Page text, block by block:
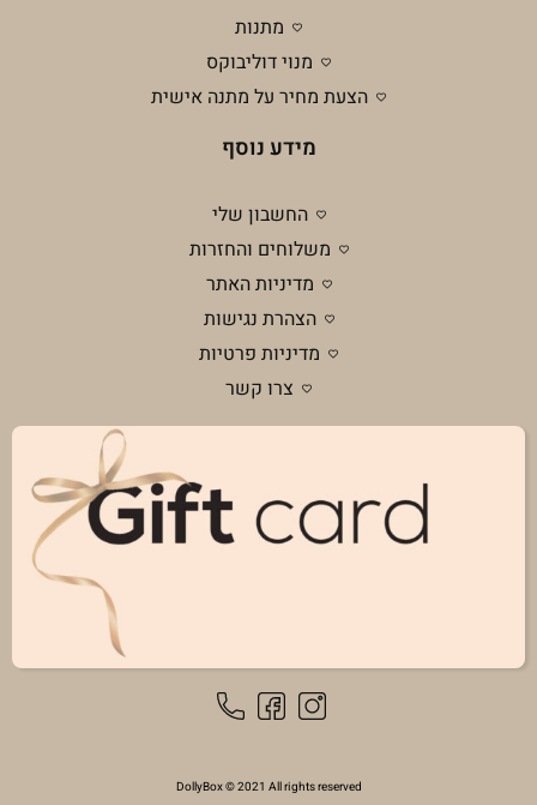
מתנות
מנוי דוליבוקס
הצעת מחיר על מתנה אישית
מידע נוסף
החשבון שלי
משלוחים והחזרות
מדיניות האתר
הצהרת נגישות
מדיניות פרטיות
צרו קשר
DollyBox © 2021 All rights reserved